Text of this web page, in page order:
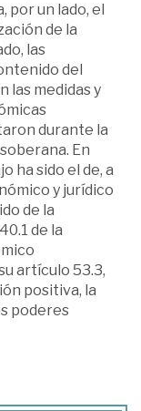
un lado, el
de la
las
del
las medidas y
durante la
En
ha sido el de, a
y jurídico
de la
de la
artículo 53.3,
positiva, la
poderes